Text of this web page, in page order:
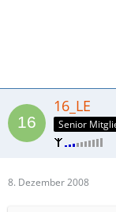
16_LE
Senior
8. Dezember 2008